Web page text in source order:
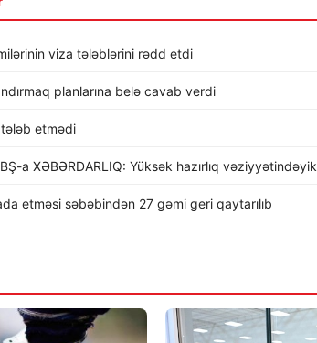
viza tələblərini rədd etdi
planlarına belə cavab verdi
tələb etmədi
a XƏBƏRDARLIQ: Yüksək hazırlıq vəziyyətindəyik
etməsi səbəbindən 27 gəmi geri qaytarılıb